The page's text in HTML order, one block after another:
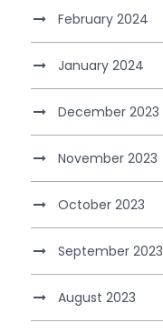
February 2024
January 2024
December 2023
November 2023
October 2023
September 2023
August 2023